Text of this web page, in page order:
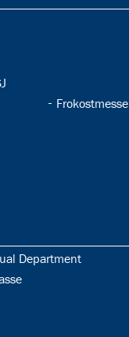
35.6:
Frokostmesse
Department